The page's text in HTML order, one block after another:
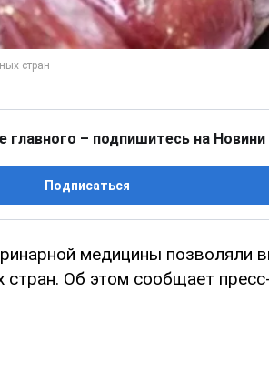
главного – подпишитесь на Новини
Подписаться
медицины позволяли
стран. Об этом сообщает